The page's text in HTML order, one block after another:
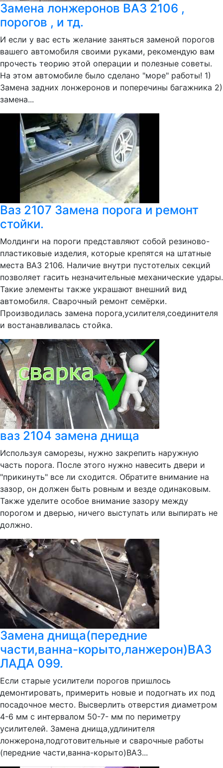
Замена лонжеронов ВАЗ 2106 ,
порогов , и тд.
И если у вас есть желание заняться заменой порогов
вашего автомобиля своими руками, рекомендую вам
прочесть теорию этой операции и полезные советы.
На этом автомобиле было сделано "море" работы! 1)
Замена задних лонжеронов и поперечины багажника 2)
замена...
Ваз 2107 Замена порога и ремонт
стойки.
Молдинги на пороги представляют собой резиново-
пластиковые изделия, которые крепятся на штатные
места ВАЗ 2106. Наличие внутри пустотелых секций
позволяет гасить незначительные механические удары.
Такие элементы также украшают внешний вид
автомобиля. Сварочный ремонт семёрки.
Производилась замена порога,усилителя,соединителя
и востанавливалась стойка.
ваз 2104 замена днища
Используя саморезы, нужно закрепить наружную
часть порога. После этого нужно навесить двери и
"прикинуть" все ли сходится. Обратите внимание на
зазор, он должен быть ровным и везде одинаковым.
Также уделите особое внимание зазору между
порогом и дверью, ничего выступать или выпирать не
должно.
Замена днища(передние
части,ванна-корыто,ланжерон)ВАЗ
ЛАДА 099.
Если старые усилители порогов пришлось
демонтировать, примерить новые и подогнать их под
посадочное место. Высверлить отверстия диаметром
4-6 мм с интервалом 50-7- мм по периметру
усилителей. Замена днища,удлинителя
лонжерона,подготовительные и сварочные работы
(передние части,ванна-корыто)ВАЗ...